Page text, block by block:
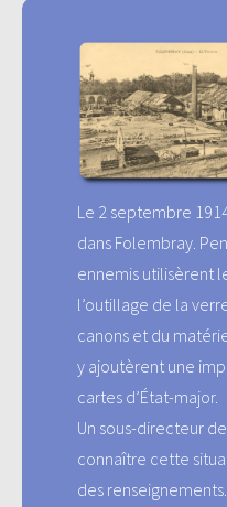
Le 2 septembre
dans Folembray.
ennemis utilisèrent
l’outillage de la
canons et du
y ajoutèrent une
cartes d’État-major.
Un sous-directeur
connaître cette
des